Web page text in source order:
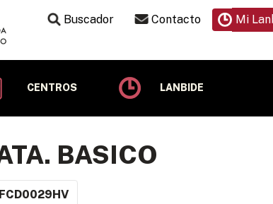
Buscador Contacto Mi
CENTROS LANBIDE
BASICO